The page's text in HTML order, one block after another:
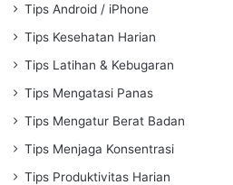
Tips Android / iPhone
Tips Kesehatan Harian
Tips Latihan & Kebugaran
Tips Mengatasi Panas
Tips Mengatur Berat Badan
Tips Menjaga Konsentrasi
Tips Produktivitas Harian